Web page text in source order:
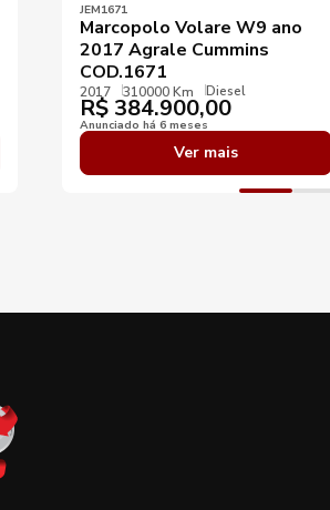
JEM1671
Marcopolo Volare W9 ano
2017 Agrale Cummins
COD.1671
2017 310000 Km Diesel
R$ 384.900,00
Anunciado há 6 meses
Ver mais